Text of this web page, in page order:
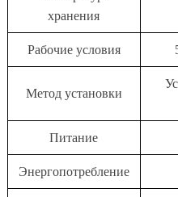
хранения
Рабочие условия
Метод установки
Питание
Энергопотребление